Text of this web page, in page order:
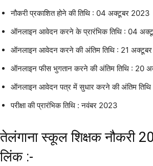
नौकरी प्रकाशित होने की तिथि : 04 अक्टूबर 2023
ऑनलाइन आवेदन करने के प्रारंभिक तिथि : 04
ऑनलाइन आवेदन करने की अंतिम तिथि : 21
ऑनलाइन फीस भुगतान करने की अंतिम तिथि : 20
ऑनलाइन आवेदन पत्र में सुधार करने की अंतिम
परीक्षा की प्रारंभिक तिथि : नवंबर 2023
तेलंगाना स्कूल शिक्षक नौकरी
लिंक :-